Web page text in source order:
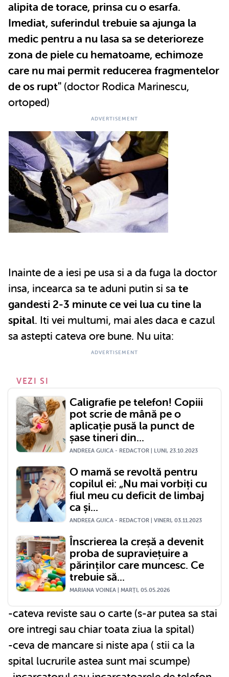
alipita de torace, prinsa cu o esarfa.
Imediat, suferindul trebuie sa ajunga la
medic pentru a nu lasa sa se deterioreze
zona de piele cu hematoame, echimoze
care nu mai permit reducerea fragmentelor
de os rupt" (doctor Rodica Marinescu,
ortoped)
Inainte de a iesi pe usa si a da fuga la doctor
insa, incearca sa te aduni putin si sa te
gandesti 2-3 minute ce vei lua cu tine la
spital. Iti vei multumi, mai ales daca e cazul
sa astepti cateva ore bune. Nu uita:
VEZI SI
Caligrafie pe telefon! Copiii
pot scrie de mână pe o
aplicație pusă la punct de
șase tineri din...
ANDREEA GUICA - REDACTOR | LUNI, 23.10.2023
O mamă se revoltă pentru
copilul ei: „Nu mai vorbiți cu
fiul meu cu deficit de limbaj
ca și...
ANDREEA GUICA - REDACTOR | VINERI, 03.11.2023
Înscrierea la creșă a devenit
proba de supraviețuire a
părinților care muncesc. Ce
trebuie să...
MARIANA VOINEA | MARŢI, 05.05.2026
-cateva reviste sau o carte (s-ar putea sa stai
ore intregi sau chiar toata ziua la spital)
-ceva de mancare si niste apa ( stii ca la
spital lucrurile astea sunt mai scumpe)